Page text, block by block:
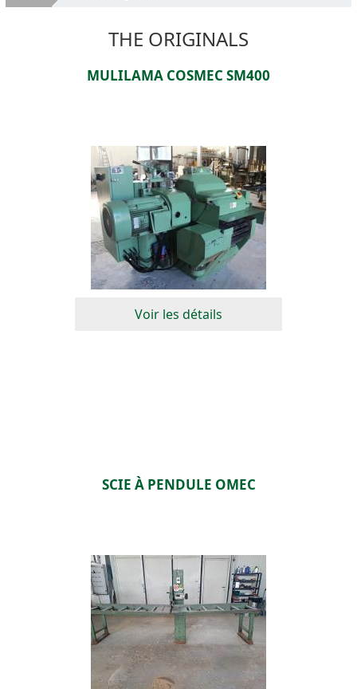
Machines d'occasionTHE ORIGINALS
MULILAMA COSMEC SM400
Voir les détails
SCIE À PENDULE OMEC